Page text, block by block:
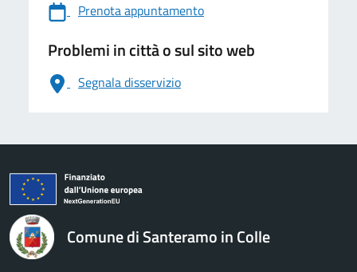
Prenota appuntamento
Problemi in città o sul sito web
Segnala disservizio
logo Unione Europea
Comune di Santeramo in Colle